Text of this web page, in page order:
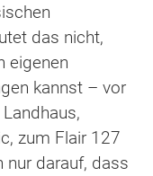
das nicht,
eigenen
kannst – vor
zum Flair 127
nur darauf, dass